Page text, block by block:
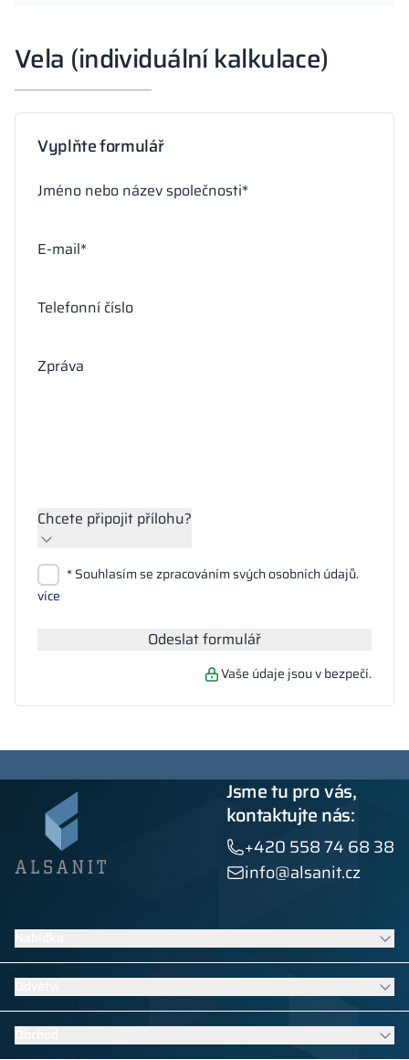
Vela (individuální kalkulace)
Vyplňte formulář
Jméno nebo název společnosti*
E-mail*
Telefonní číslo
Zpráva
Chcete připojit přílohu?
Přiložit soubory
* Souhlasím se zpracováním svých osobních údajů.
více
Odeslat formulář
Vaše údaje jsou v bezpečí.
Jsme tu pro vás,
kontaktujte nás:
+420 558 74 68 38
info@alsanit.cz
Šatní skříňky
Sanitární kabiny
Kontraktní nábytek
Nábytek do škol a mateřských škol
Vybavení bazénů